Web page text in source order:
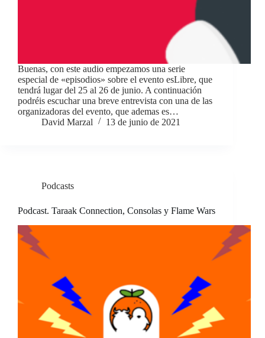
Buenas, con este audio empezamos una serie
especial de «episodios» sobre el evento esLibre, que
tendrá lugar del 25 al 26 de junio. A continuación
podréis escuchar una breve entrevista con una de las
organizadoras del evento, que ademas es…
David Marzal
13 de junio de 2021
Podcasts
Podcast. Taraak Connection, Consolas y Flame Wars